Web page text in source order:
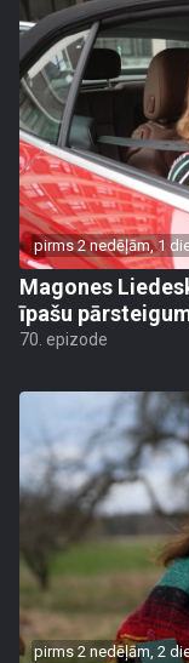
pirms 2 nedēļām, 1
Magones
īpašu
70. epizode
pirms 2 nedēļām, 2